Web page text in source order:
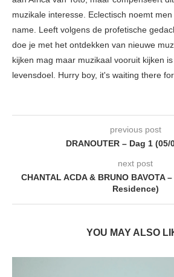
muzikale interesse. Eclectisch noemt
name. Leeft volgens de profetische
doe je met het ontdekken van nieuwe
kijken mag maar muzikaal vooruit kijken
levensdoel. Hurry boy, it's waiting there for
previous post
DRANOUTER – Dag 1 (05/
next post
CHANTAL ACDA & BRUNO BAVOTA
Residence)
YOU MAY ALSO